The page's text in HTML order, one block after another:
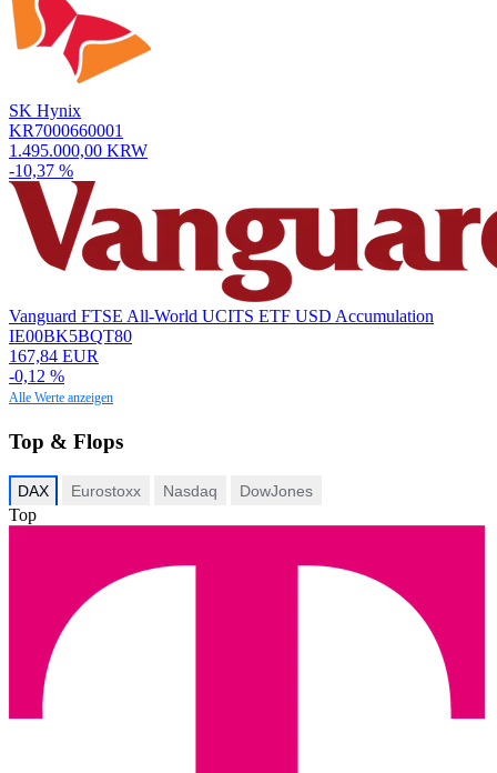
SK Hynix
KR7000660001
1.495.000,00 KRW
-10,37 %
Vanguard FTSE All-World UCITS ETF USD Accumulation
IE00BK5BQT80
167,84 EUR
-0,12 %
Alle Werte anzeigen
Top & Flops
DAX Eurostoxx Nasdaq DowJones
Top